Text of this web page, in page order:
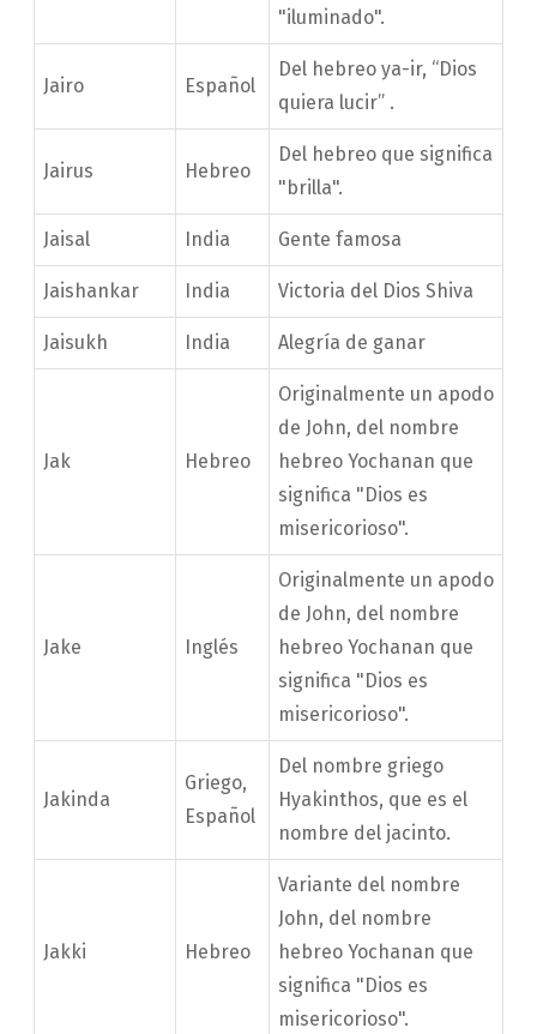
"iluminado".
Jairo Español
Del hebreo ya-ir, “Dios
quiera lucir” .
Jairus Hebreo
Del hebreo que significa
"brilla".
Jaisal India Gente famosa
Jaishankar India Victoria del Dios Shiva
Jaisukh India Alegría de ganar
Jak Hebreo
Originalmente un apodo
de John, del nombre
hebreo Yochanan que
significa "Dios es
misericorioso".
Jake Inglés
Originalmente un apodo
de John, del nombre
hebreo Yochanan que
significa "Dios es
misericorioso".
Jakinda
Griego,
Español
Del nombre griego
Hyakinthos, que es el
nombre del jacinto.
Jakki Hebreo
Variante del nombre
John, del nombre
hebreo Yochanan que
significa "Dios es
misericorioso".